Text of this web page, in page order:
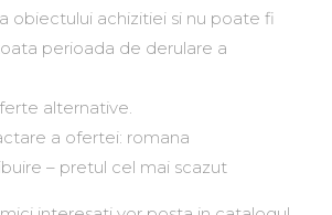
obiectului achizitiei si nu poate fi
perioada de derulare a
alternative.
a ofertei: romana
– pretul cel mai scazut